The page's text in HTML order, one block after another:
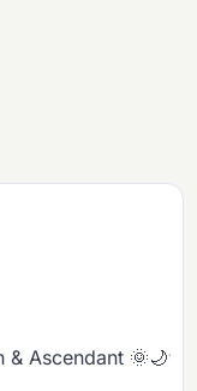
Ascendant 🌞🌙✨